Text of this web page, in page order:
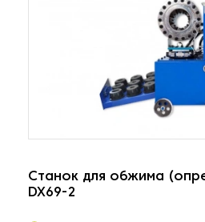
Станок для обжима
DX69-2